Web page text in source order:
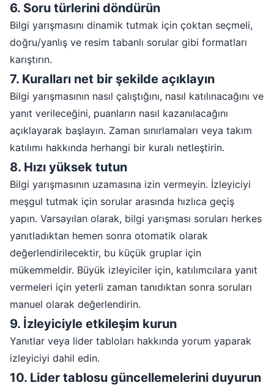
6. Soru türlerini döndürün
Bilgi yarışmasını dinamik tutmak için çoktan seçmeli,
doğru/yanlış ve resim tabanlı sorular gibi formatları
karıştırın.
7. Kuralları net bir şekilde açıklayın
Bilgi yarışmasının nasıl çalıştığını, nasıl katılınacağını ve
yanıt verileceğini, puanların nasıl kazanılacağını
açıklayarak başlayın. Zaman sınırlamaları veya takım
katılımı hakkında herhangi bir kuralı netleştirin.
8. Hızı yüksek tutun
Bilgi yarışmasının uzamasına izin vermeyin. İzleyiciyi
meşgul tutmak için sorular arasında hızlıca geçiş
yapın. Varsayılan olarak, bilgi yarışması soruları herkes
yanıtladıktan hemen sonra otomatik olarak
değerlendirilecektir, bu küçük gruplar için
mükemmeldir. Büyük izleyiciler için, katılımcılara yanıt
vermeleri için yeterli zaman tanıdıktan sonra soruları
manuel olarak değerlendirin.
9. İzleyiciyle etkileşim kurun
Yanıtlar veya lider tabloları hakkında yorum yaparak
izleyiciyi dahil edin.
10. Lider tablosu güncellemelerini duyurun